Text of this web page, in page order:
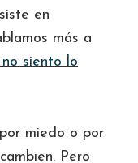
en
más a
siento lo
miedo o por
Pero